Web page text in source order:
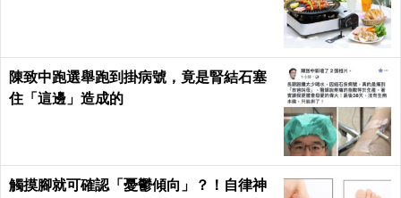
陳致中跑選舉跑到掛病號，竟是腎結石塞
住「這邊」造成的
觸摸腳就可確認「憂鬱傾向」？！自律神